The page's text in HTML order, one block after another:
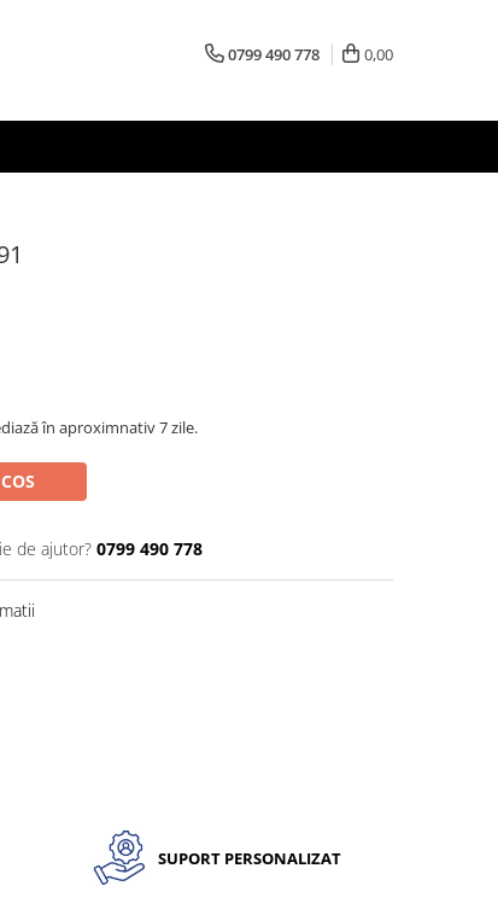
0799 490 778 0,00
în aproximnativ 7 zile.
de ajutor? 0799 490 778
SUPORT PERSONALIZAT